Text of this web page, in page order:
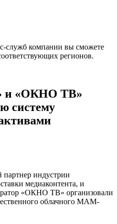
служб компании вы сможете
регионов.
и «ОКНО ТВ»
систему
индустрии
медиаконтента, и
«ОКНО ТВ» организовали
облачного МАМ-